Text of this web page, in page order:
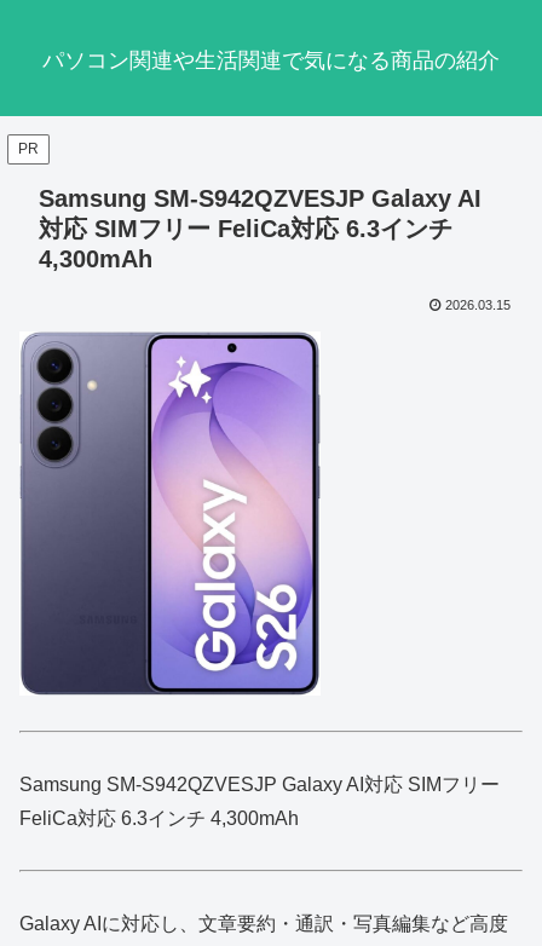
パソコン関連や生活関連で気になる商品の紹介
PR
Samsung SM-S942QZVESJP Galaxy AI
対応 SIMフリー FeliCa対応 6.3インチ
4,300mAh
2026.03.15
Samsung SM-S942QZVESJP Galaxy AI対応 SIMフリー
FeliCa対応 6.3インチ 4,300mAh
Galaxy AIに対応し、文章要約・通訳・写真編集など高度